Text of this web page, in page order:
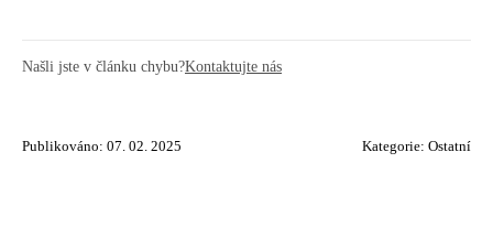
Našli jste v článku chybu?Kontaktujte nás
Publikováno: 07. 02. 2025 Kategorie: Ostatní